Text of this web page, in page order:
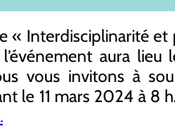
« Interdisciplinarité
aura
vous invitons à
le 11 mars 2024 à